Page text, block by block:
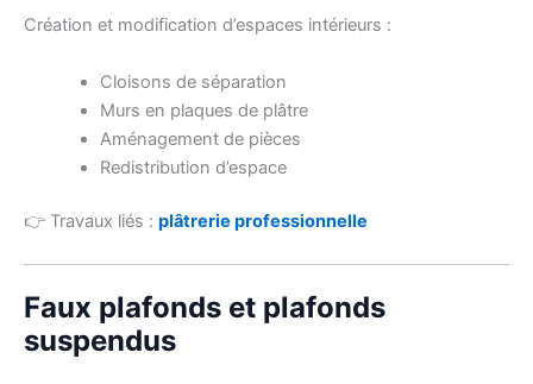
Création et modification d’espaces intérieurs :
Cloisons de séparation
Murs en plaques de plâtre
Aménagement de pièces
Redistribution d’espace
👉 Travaux liés : plâtrerie professionnelle
Faux plafonds et plafonds
suspendus